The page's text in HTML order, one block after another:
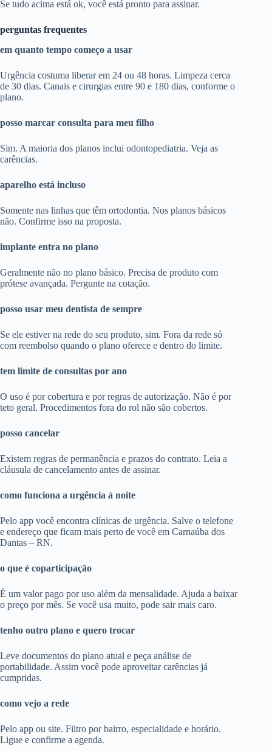
Se tudo acima está ok, você está pronto para assinar.
perguntas frequentes
em quanto tempo começo a usar
Urgência costuma liberar em 24 ou 48 horas. Limpeza cerca
de 30 dias. Canais e cirurgias entre 90 e 180 dias, conforme o
plano.
posso marcar consulta para meu filho
Sim. A maioria dos planos inclui odontopediatria. Veja as
carências.
aparelho está incluso
Somente nas linhas que têm ortodontia. Nos planos básicos
não. Confirme isso na proposta.
implante entra no plano
Geralmente não no plano básico. Precisa de produto com
prótese avançada. Pergunte na cotação.
posso usar meu dentista de sempre
Se ele estiver na rede do seu produto, sim. Fora da rede só
com reembolso quando o plano oferece e dentro do limite.
tem limite de consultas por ano
O uso é por cobertura e por regras de autorização. Não é por
teto geral. Procedimentos fora do rol não são cobertos.
posso cancelar
Existem regras de permanência e prazos do contrato. Leia a
cláusula de cancelamento antes de assinar.
como funciona a urgência à noite
Pelo app você encontra clínicas de urgência. Salve o telefone
e endereço que ficam mais perto de você em Carnaúba dos
Dantas – RN.
o que é coparticipação
É um valor pago por uso além da mensalidade. Ajuda a baixar
o preço por mês. Se você usa muito, pode sair mais caro.
tenho outro plano e quero trocar
Leve documentos do plano atual e peça análise de
portabilidade. Assim você pode aproveitar carências já
cumpridas.
como vejo a rede
Pelo app ou site. Filtro por bairro, especialidade e horário.
Ligue e confirme a agenda.